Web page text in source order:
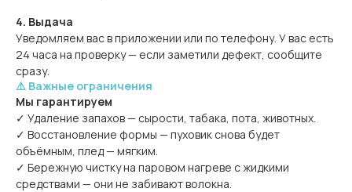
4. Выдача
Уведомляем вас в приложении или по телефону. У вас есть
24 часа на проверку — если заметили дефект, сообщите
сразу.
⚠️ Важные ограничения
Мы гарантируем
✓ Удаление запахов — сырости, табака, пота, животных.
✓ Восстановление формы — пуховик снова будет
объёмным, плед — мягким.
✓ Бережную чистку на паровом нагреве с жидкими
средствами — они не забивают волокна.